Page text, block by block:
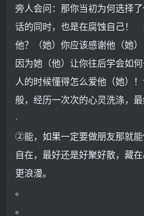
旁人会问：那你当初为何选择
话的同时，也是在腐蚀自己！
他？（她）你应该感谢他（她）
因为她（他）让你往后学会如
人的时候懂得怎么爱他（她）
般，经历一次次的心灵洗涤，最
·
②能，如果一定要做朋友那就
自在，最好还是好聚好散，藏
更浪漫。
。
。